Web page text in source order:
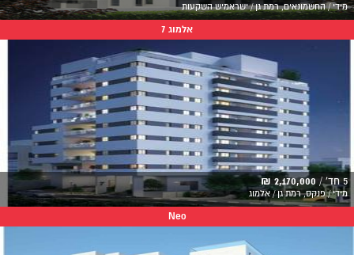
מידי / החשמונאים, רמת גן / ישראמיש השקעות
אלמוג 7
5 חד' / 2,170,000 ₪
מידי / פנקס, רמת גן / אלמוג
Neo